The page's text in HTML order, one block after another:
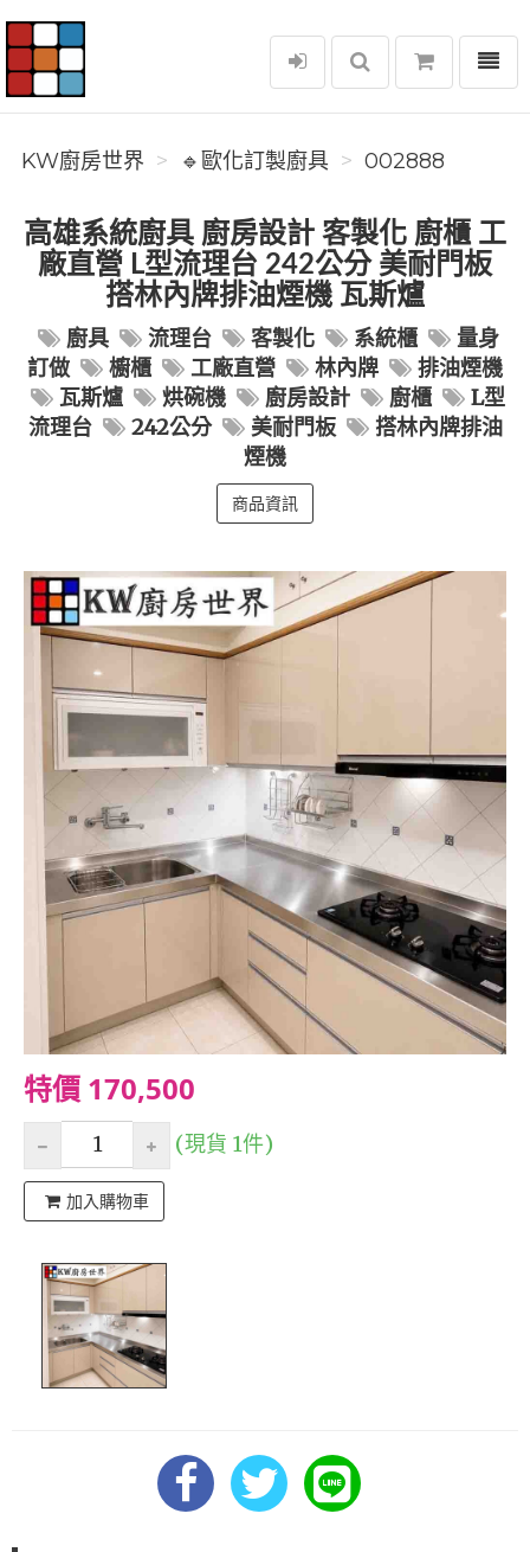
KW廚房世界
選單
KW廚房世界 🔹歐化訂製廚具 002888
高雄系統廚具 廚房設計 客製化 廚櫃 工
廠直營 L型流理台 242公分 美耐門板
搭林內牌排油煙機 瓦斯爐
廚具 流理台 客製化 系統櫃
量身
訂做
櫥櫃 工廠直營 林內牌
排油煙機
瓦斯爐
烘碗機 廚房設計 廚櫃
L型
流理台
242公分 美耐門板
搭林內牌排油
煙機
商品資訊
特價 170,500
(現貨 1件)
加入購物車